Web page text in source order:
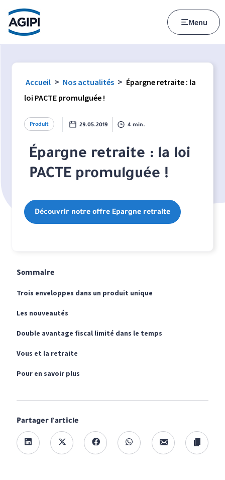
Accès au menu
Accès au contenu principal
Menu
Accueil > Nos actualités > Épargne retraite : la
loi PACTE promulguée !
Produit 29.05.2019 4 min.
Épargne retraite : la loi
PACTE promulguée !
Découvrir notre offre Epargne retraite
Sommaire
Trois enveloppes dans un produit unique
Les nouveautés
Double avantage fiscal limité dans le temps
Vous et la retraite
Pour en savoir plus
Partager l'article